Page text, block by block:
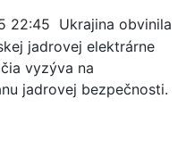
22:45 Ukrajina obvinila
jadrovej elektrárne
vyzýva na
jadrovej bezpečnosti.